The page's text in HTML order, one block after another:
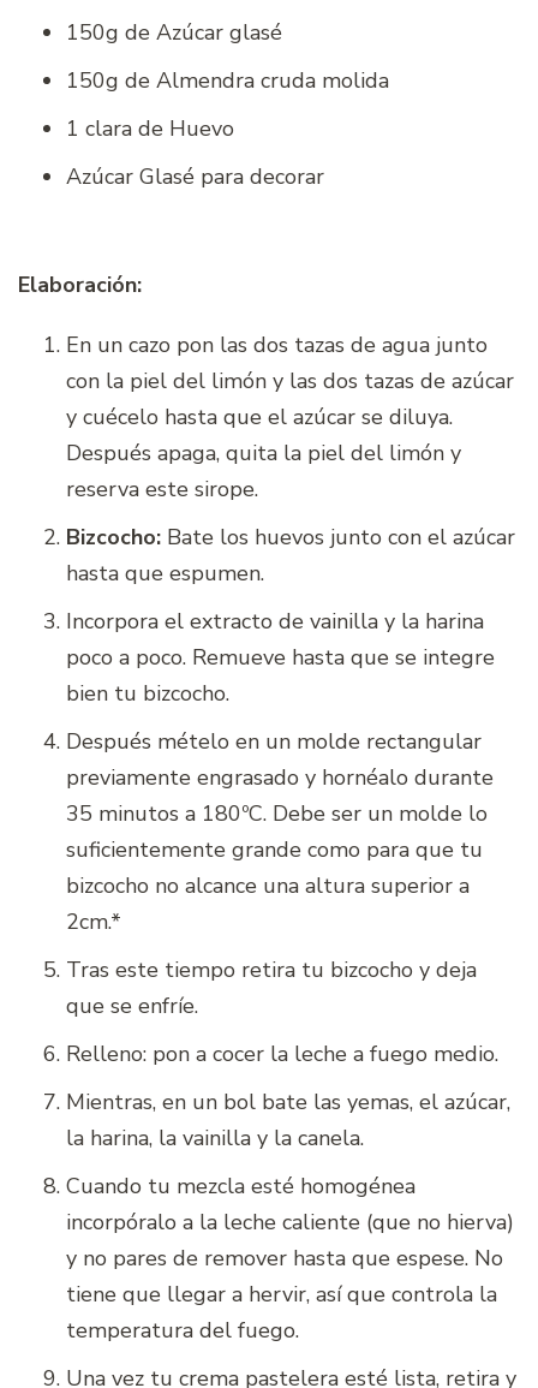
150g de Azúcar glasé
150g de Almendra cruda molida
1 clara de Huevo
Azúcar Glasé para decorar
Elaboración:
En un cazo pon las dos tazas de agua junto
con la piel del limón y las dos tazas de azúcar
y cuécelo hasta que el azúcar se diluya.
Después apaga, quita la piel del limón y
reserva este sirope.
Bizcocho: Bate los huevos junto con el azúcar
hasta que espumen.
Incorpora el extracto de vainilla y la harina
poco a poco. Remueve hasta que se integre
bien tu bizcocho.
Después mételo en un molde rectangular
previamente engrasado y hornéalo durante
35 minutos a 180ºC. Debe ser un molde lo
suficientemente grande como para que tu
bizcocho no alcance una altura superior a
2cm.*
Tras este tiempo retira tu bizcocho y deja
que se enfríe.
Relleno: pon a cocer la leche a fuego medio.
Mientras, en un bol bate las yemas, el azúcar,
la harina, la vainilla y la canela.
Cuando tu mezcla esté homogénea
incorpóralo a la leche caliente (que no hierva)
y no pares de remover hasta que espese. No
tiene que llegar a hervir, así que controla la
temperatura del fuego.
Una vez tu crema pastelera esté lista, retira y